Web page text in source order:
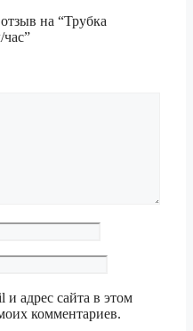
на “Трубка
адрес сайта в этом
комментариев.